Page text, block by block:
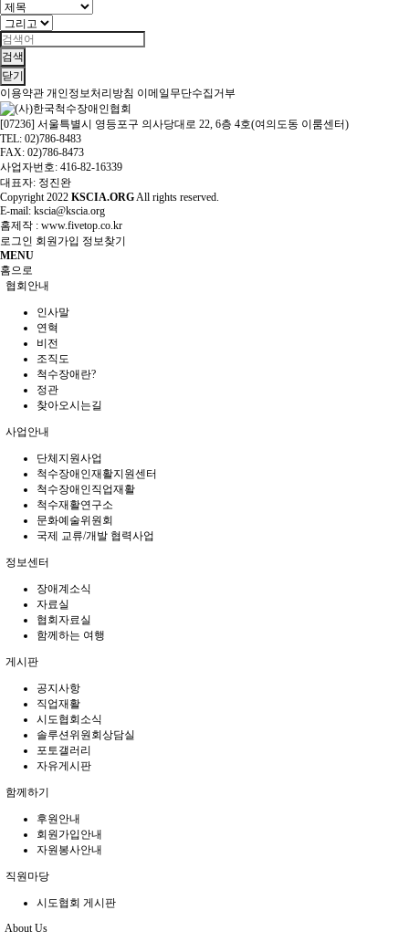
검색
닫기
이용약관 개인정보처리방침 이메일무단수집거부
[07236] 서울특별시 영등포구 의사당대로 22, 6층 4호(여의도동 이룸센터)
TEL: 02)786-8483
FAX: 02)786-8473
사업자번호: 416-82-16339
대표자: 정진완
Copyright2022 KSCIA.ORGAll rights reserved.
E-mail: kscia@kscia.org
홈제작 : www.fivetop.co.kr
로그인 회원가입 정보찾기
MENU
홈으로
협회안내
인사말
연혁
비전
조직도
척수장애란?
정관
찾아오시는길
사업안내
단체지원사업
척수장애인재활지원센터
척수장애인직업재활
척수재활연구소
문화예술위원회
국제 교류/개발 협력사업
정보센터
장애계소식
자료실
협회자료실
함께하는 여행
게시판
공지사항
직업재활
시도협회소식
솔루션위원회상담실
포토갤러리
자유게시판
함께하기
후원안내
회원가입안내
자원봉사안내
직원마당
시도협회 게시판
About Us